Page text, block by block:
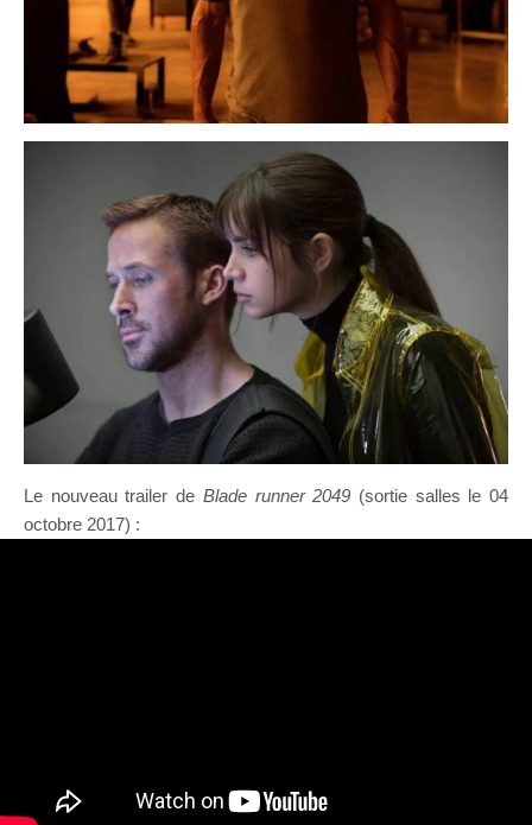
Le nouveau trailer de Blade runner 2049 (sortie salles le 04
octobre 2017) :